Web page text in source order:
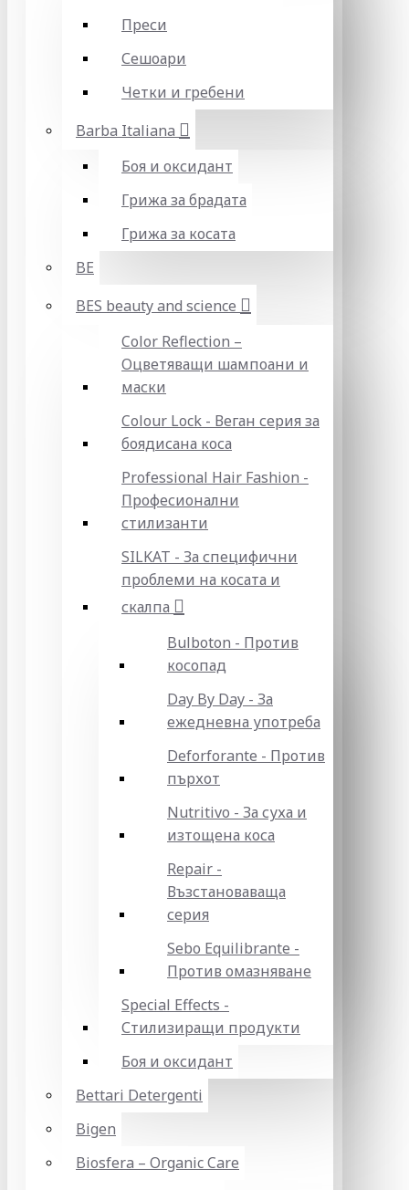
Преси
Сешоари
Четки и гребени
Barba Italiana
Боя и оксидант
Грижа за брадата
Грижа за косата
BE
BES beauty and science
Color Reflection –
Оцветяващи шампоани и
маски
Colour Lock - Веган серия за
боядисана коса
Professional Hair Fashion -
Професионални
стилизанти
SILKAT - За специфични
проблеми на косата и
скалпа
Bulboton - Против
косопад
Day By Day - За
ежедневна употреба
Deforforante - Против
пърхот
Nutritivo - За суха и
изтощена коса
Repair -
Възстановаваща
серия
Sebo Equilibrante -
Против омазняване
Special Effects -
Стилизиращи продукти
Боя и оксидант
Bettari Detergenti
Bigen
Biosfera – Organic Care